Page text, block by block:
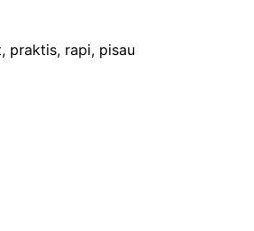
praktis, rapi, pisau